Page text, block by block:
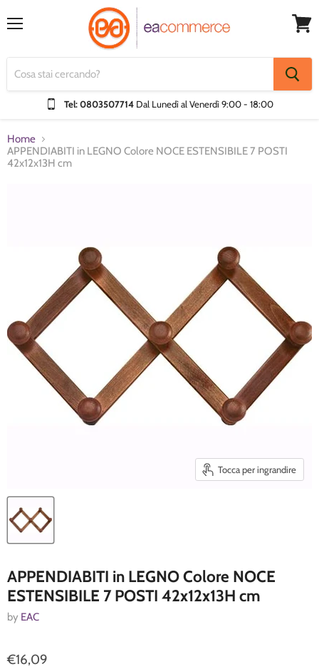
Tel: 0803507714 Dal Lunedì al Venerdì9:00 - 18:00
Home
APPENDIABITI in LEGNO Colore NOCE ESTENSIBILE 7 POSTI
42x12x13H cm
Tocca per ingrandire
APPENDIABITI in LEGNO Colore NOCE
ESTENSIBILE 7 POSTI 42x12x13H cm
by EAC
€16,09